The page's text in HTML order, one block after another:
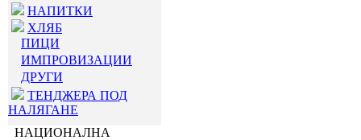
НАПИТКИ
ХЛЯБ
ПИЦИ
ИМПРОВИЗАЦИИ
ДРУГИ
ТЕНДЖЕРА ПОД
НАЛЯГАНЕ
НАЦИОНАЛНА